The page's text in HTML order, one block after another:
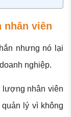
nhân viên
nhưng nó lại
nghiệp.
nhân viên
lý vì không